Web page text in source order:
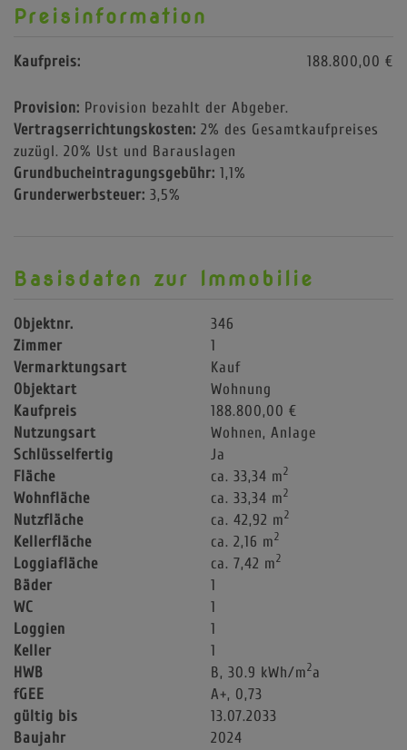
Preisinformation
Kaufpreis: 188.800,00 €
Provision: Provision bezahlt der Abgeber.
Vertragserrichtungskosten: 2% des Gesamtkaufpreises
zuzügl. 20% Ust und Barauslagen
Grundbucheintragungsgebühr: 1,1%
Grunderwerbsteuer: 3,5%
Basisdaten zur Immobilie
Objektnr.
346
Zimmer
1
Vermarktungsart
Kauf
Objektart
Wohnung
Kaufpreis
188.800,00 €
Nutzungsart
Wohnen Anlage
Schlüsselfertig
Ja
Fläche
ca. 33,34 m2
Wohnfläche ca. 33,34 m2
Nutzfläche ca. 42,92 m2
Kellerfläche ca. 2,16 m2
Loggiafläche ca. 7,42 m2
Bäder
1
WC
1
Loggien
1
Keller
1
HWB
B, 30.9 kWh/m2a
fGEE
A+, 0,73
gültig bis
13.07.2033
Baujahr
2024